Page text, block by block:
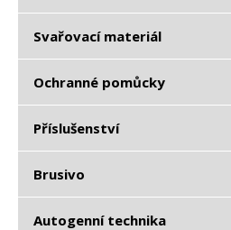
Svařovací materiál
Ochranné pomůcky
Příslušenství
Brusivo
Autogenní technika